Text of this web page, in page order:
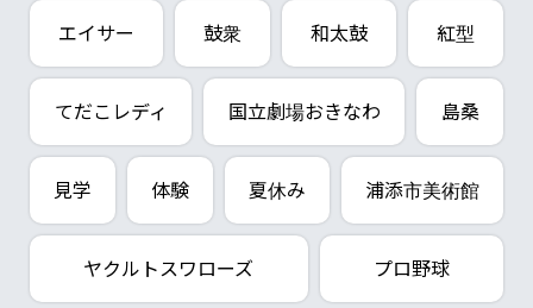
エイサー 鼓衆 和太鼓 紅型
てだこレディ 国立劇場おきなわ 島桑
見学 体験 夏休み 浦添市美術館
ヤクルトスワローズ プロ野球